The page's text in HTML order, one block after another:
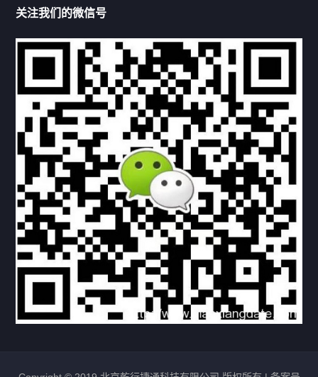
机构链接
联系方式 关于我们
下载与支持
资料下载 视频中心
常见问题
购买流程 版权条款
北京乾行捷通荣获阿里巴巴国际站多项年度荣誉，持续引
领ICT与AI行业发展
2025/12/22 528 新闻中心 信创服务器国产服务器
关注我们的微信号